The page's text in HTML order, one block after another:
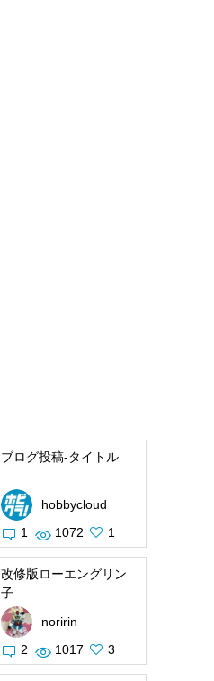
ブログ投稿-タイトル
hobbycloud
1
1072 1
改修版ローエングリン
子
noririn
2
1017 3